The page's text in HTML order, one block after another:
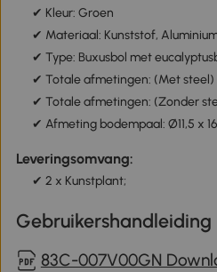
✔ Kleur: Groen
✔ Materiaal: Kunststof,
✔ Type: Buxusbol met
✔ Totale afmetingen: (Met
✔ Totale afmetingen: (Zonder
✔ Afmeting bodempaal: Ø11,5 x
Leveringsomvang:
✔ 2 x Kunstplant;
Gebruikershandleiding
83C-007V00GN